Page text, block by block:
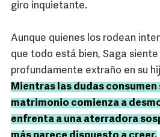
giro inquietante.
Aunque quienes los rodean
que todo está bien, Saga siente
profundamente extraño en su
Mientras las dudas
matrimonio comienza a
enfrenta a una aterradora